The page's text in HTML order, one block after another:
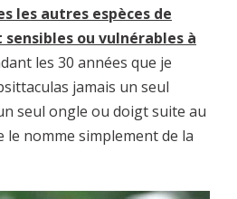
les autres espèces de
ou vulnérables à
les 30 années que je
jamais un seul
seul ongle ou doigt suite au
le nomme simplement de la